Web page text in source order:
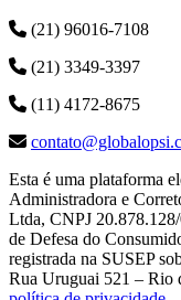
(21) 96016-7108
(21) 3349-3397
(11) 4172-8675
Esta é uma plataforma
Administradora e
Ltda, CNPJ
de Defesa do
registrada na SUSEP
Rua Uruguai 521 – Rio